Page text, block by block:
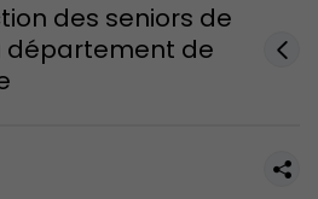
des seniors de
département de